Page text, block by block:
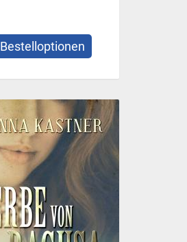
Bestelloptionen